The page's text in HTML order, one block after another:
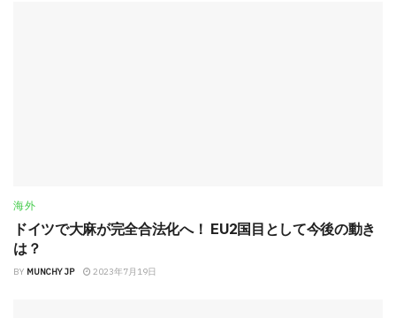
海外
ドイツで大麻が完全合法化へ！ EU2国目として今後の動き
は？
BY MUNCHY JP 2023年7月19日